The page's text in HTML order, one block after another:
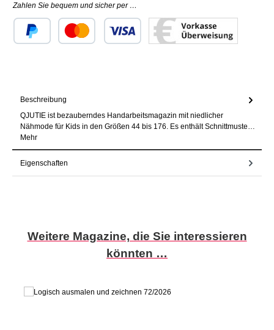
Zahlen Sie bequem und sicher per …
Beschreibung
QJUTIE ist bezauberndes Handarbeitsmagazin mit niedlicher
Nähmode für Kids in den Größen 44 bis 176. Es enthält Schnittmuste…
Mehr
Eigenschaften
Produktgalerie überspringen
Weitere Magazine, die Sie interessieren
könnten …